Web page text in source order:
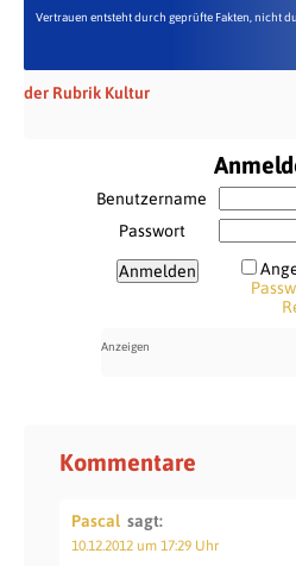
Vertrauen entsteht durch geprüfte Fakten, nicht
der Rubrik Kultur
Benutzername
Passwort
Kommentare
Pascal sagt:
10.12.2012 um 17:29 Uhr